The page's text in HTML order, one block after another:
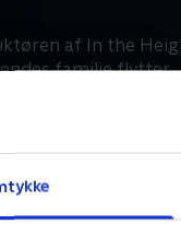
af In the
familie flytter
hendes jagt på